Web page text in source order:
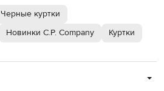
Черные куртки
Новинки C.P. Company
Куртки